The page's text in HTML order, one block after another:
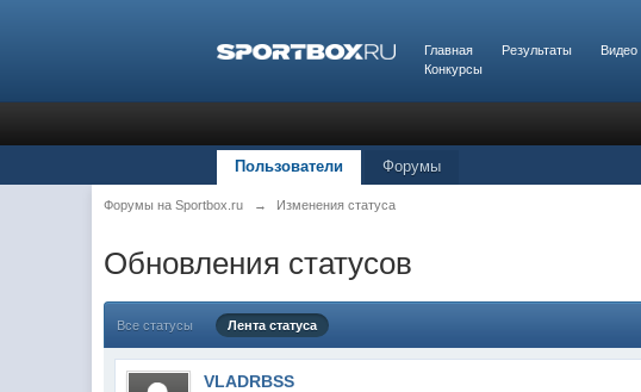
Главная Результаты Видео
Конкурсы
Пользователи Форумы
Форумы на Sportbox.ru → Изменения статуса
Обновления статусов
Все статусы Лента статуса
VLADRBSS